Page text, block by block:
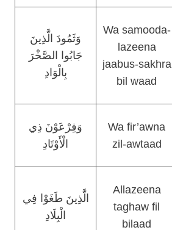
وَثَمُودَ الَّذِينَ
جَابُوا الصَّخْرَ
بِالْوَادِ
Wa samooda-
lazeena
jaabus-sakhra
bil waad
وَفِرْعَوْنَ ذِي
الْأَوْتَادِ
Wa fir’awna
zil-awtaad
الَّذِينَ طَغَوْا فِي
الْبِلَادِ
Allazeena
taghaw fil
bilaad